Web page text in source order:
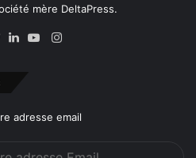
mère DeltaPress.
Instagram
adresse email